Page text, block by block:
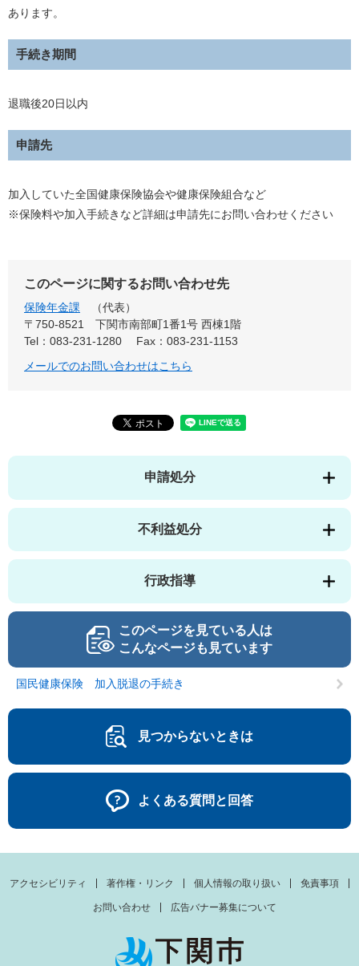
あります。
手続き期間
退職後20日以内
申請先
加入していた全国健康保険協会や健康保険組合など
※保険料や加入手続きなど詳細は申請先にお問い合わせください
このページに関するお問い合わせ先
保険年金課
代表
〒750-8521
下関市南部町1番1号 西棟1階
Tel：083-231-1280
Fax：083-231-1153
メールでのお問い合わせはこちら
申請処分
不利益処分
行政指導
このページを見ている人は
こんなページも見ています
国民健康保険 加入脱退の手続き
見つからないときは
よくある質問と回答
アクセシビリティ 著作権・リンク 個人情報の取り扱い 免責事項
お問い合わせ 広告バナー募集について